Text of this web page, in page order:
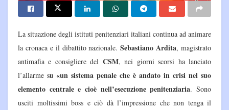
La situazione degli istituti penitenziari italiani continua ad animare
la cronaca e il dibattito nazionale.Sebastiano Ardita, magistrato
antimafia e consigliere del CSM, nei giorni scorsi ha lanciato
l’allarme su «un sistema penale che è andato in crisi nel suo
elemento centrale e cioè nell’esecuzione penitenziaria. Sono
usciti moltissimi boss e ciò dà l’impressione che non tenga il